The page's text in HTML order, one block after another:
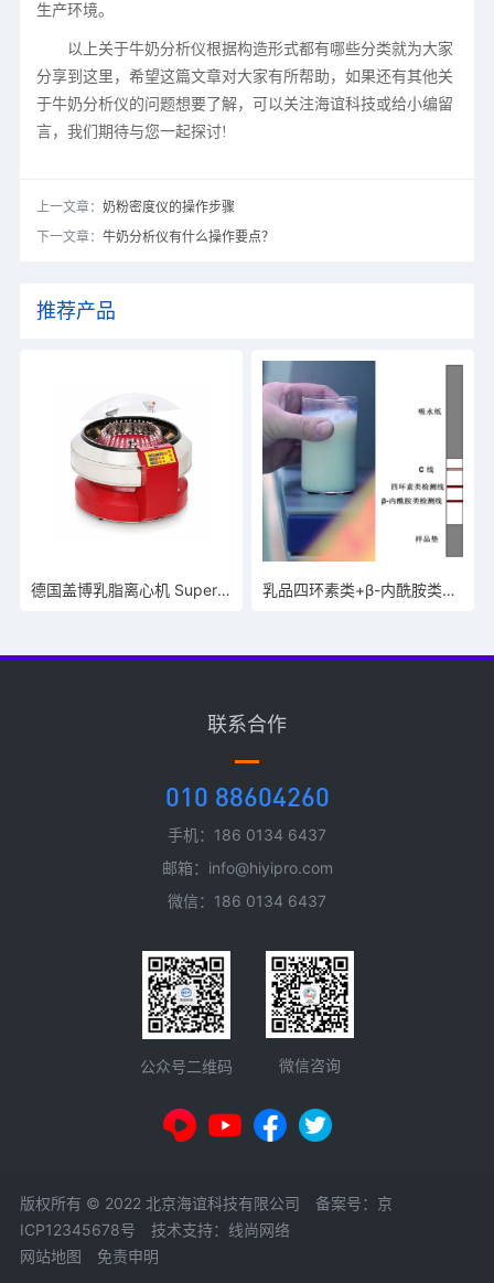
生产环境。
以上关于牛奶分析仪根据构造形式都有哪些分类就为大家
分享到这里，希望这篇文章对大家有所帮助 ， 如果还有其他关
于牛奶分析仪的问题想要了解，可以关注海谊科技或给小编留
言，我们期待与您一起探讨!
上一文章： 奶粉密度仪的操作步骤
下一文章： 牛奶分析仪有什么操作要点？
推荐产品
德国盖博乳脂离心机 SuperVario N 乳品四环素类+β-内酰胺类抗生素检测试纸条
联系合作
010 88604260
手机：186 0134 6437
邮箱：info@hiyipro.com
微信：186 0134 6437
公众号二维码 微信咨询
版权所有 © 2022 北京海谊科技有限公司 备案号： 京
ICP12345678号
技术支持：线尚网络
网站地图
免责申明